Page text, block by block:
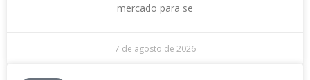
mercado para se
7 de agosto de 2026